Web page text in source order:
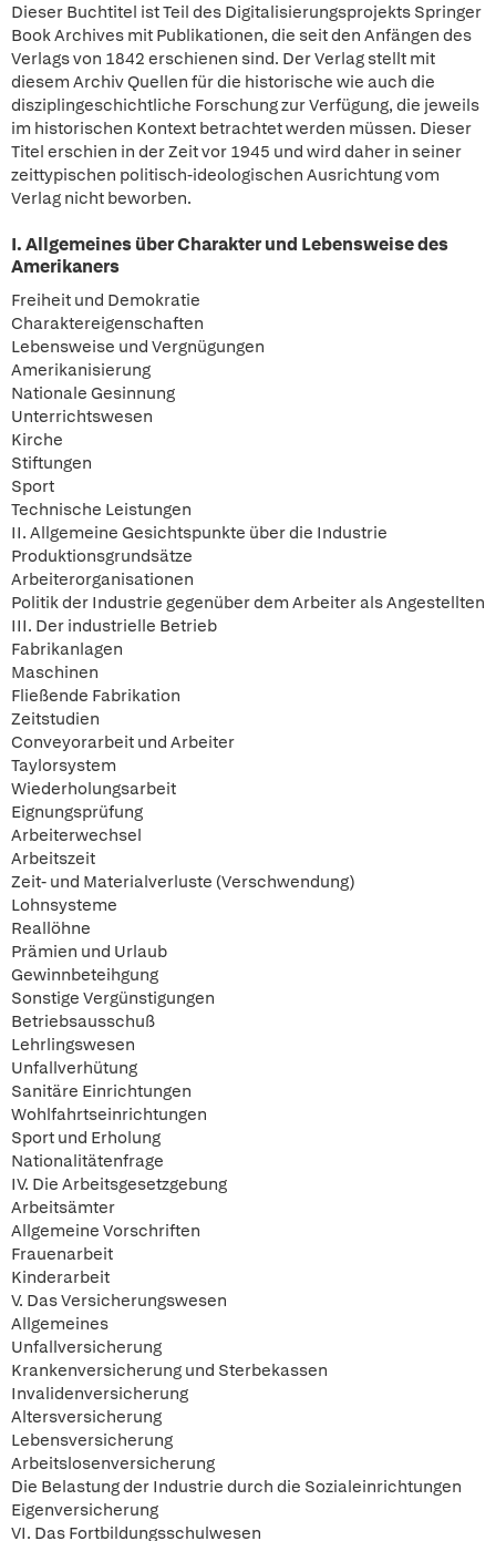
Dieser Buchtitel ist Teil des Digitalisierungsprojekts Springer
Book Archives mit Publikationen, die seit den Anfängen des
Verlags von 1842 erschienen sind. Der Verlag stellt mit
diesem Archiv Quellen für die historische wie auch die
disziplingeschichtliche Forschung zur Verfügung, die jeweils
im historischen Kontext betrachtet werden müssen. Dieser
Titel erschien in der Zeit vor 1945 und wird daher in seiner
zeittypischen politisch-ideologischen Ausrichtung vom
Verlag nicht beworben.
I. Allgemeines über Charakter und Lebensweise des
Amerikaners
Freiheit und Demokratie
Charaktereigenschaften
Lebensweise und Vergnügungen
Amerikanisierung
Nationale Gesinnung
Unterrichtswesen
Kirche
Stiftungen
Sport
Technische Leistungen
II. Allgemeine Gesichtspunkte über die Industrie
Produktionsgrundsätze
Arbeiterorganisationen
Politik der Industrie gegenüber dem Arbeiter als Angestellten
III. Der industrielle Betrieb
Fabrikanlagen
Maschinen
Fließende Fabrikation
Zeitstudien
Conveyorarbeit und Arbeiter
Taylorsystem
Wiederholungsarbeit
Eignungsprüfung
Arbeiterwechsel
Arbeitszeit
Zeit- und Materialverluste (Verschwendung)
Lohnsysteme
Reallöhne
Prämien und Urlaub
Gewinnbeteihgung
Sonstige Vergünstigungen
Betriebsausschuß
Lehrlingswesen
Unfallverhütung
Sanitäre Einrichtungen
Wohlfahrtseinrichtungen
Sport und Erholung
Nationalitätenfrage
IV. Die Arbeitsgesetzgebung
Arbeitsämter
Allgemeine Vorschriften
Frauenarbeit
Kinderarbeit
V. Das Versicherungswesen
Allgemeines
Unfallversicherung
Krankenversicherung und Sterbekassen
Invalidenversicherung
Altersversicherung
Lebensversicherung
Arbeitslosenversicherung
Die Belastung der Industrie durch die Sozialeinrichtungen
Eigenversicherung
VI. Das Fortbildungsschulwesen